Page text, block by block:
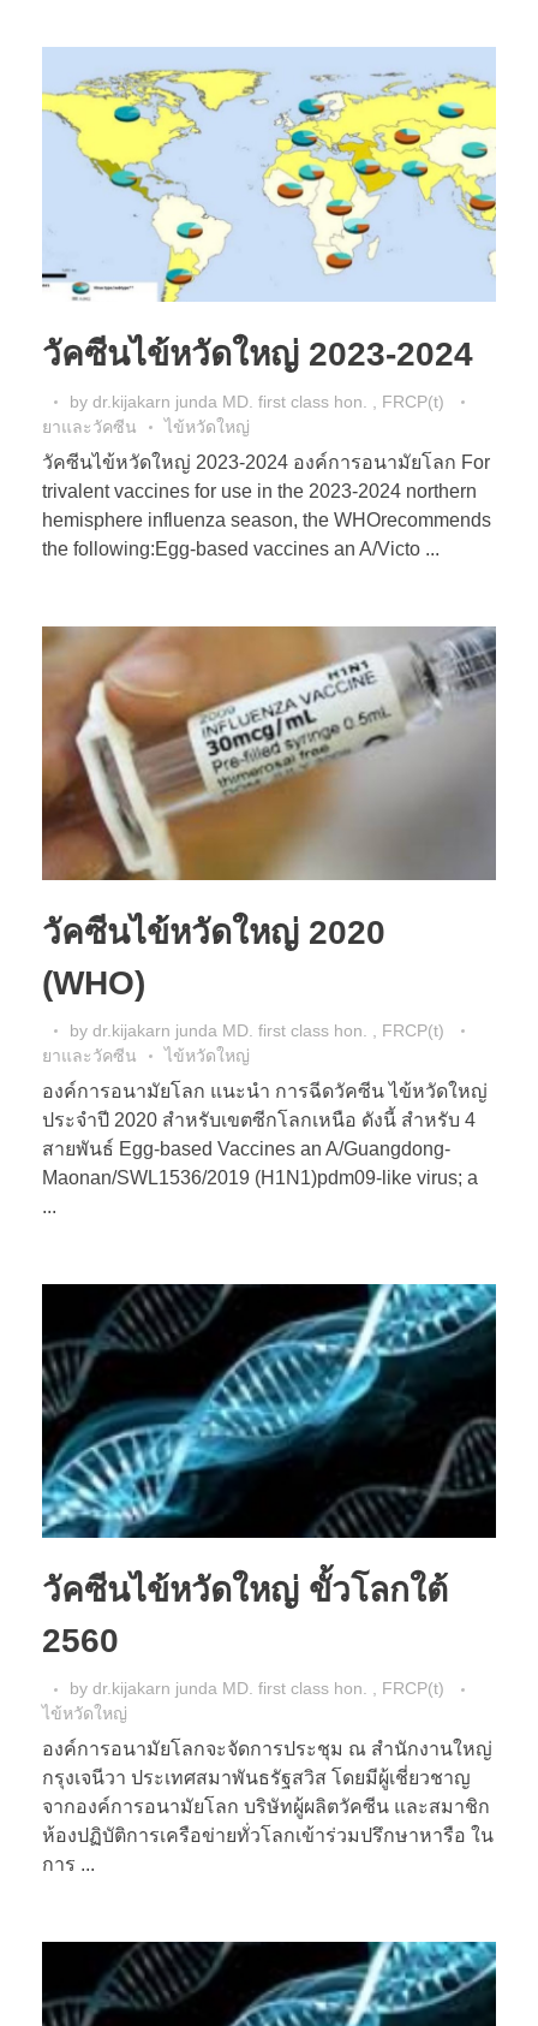
วัคซีนไข้หวัดใหญ่ 2023-2024
by dr.kijakarn junda MD. first class hon. , FRCP(t)
ยาและวัคซีน
ไข้หวัดใหญ่
วัคซีนไข้หวัดใหญ่ 2023-2024 องค์การอนามัยโลก For
trivalent vaccines for use in the 2023-2024 northern
hemisphere influenza season, the WHOrecommends
the following:Egg-based vaccines an A/Victo ...
วัคซีนไข้หวัดใหญ่ 2020
(WHO)
by dr.kijakarn junda MD. first class hon. , FRCP(t)
ยาและวัคซีน
ไข้หวัดใหญ่
องค์การอนามัยโลก แนะนำ การฉีดวัคซีน ไข้หวัดใหญ่
ประจำปี 2020 สำหรับเขตซีกโลกเหนือ ดังนี้ สำหรับ 4
สายพันธ์ Egg-based Vaccines an A/Guangdong-
Maonan/SWL1536/2019 (H1N1)pdm09-like virus; a
...
วัคซีนไข้หวัดใหญ่ ขั้วโลกใต้
2560
by dr.kijakarn junda MD. first class hon. , FRCP(t)
ไข้หวัดใหญ่
องค์การอนามัยโลกจะจัดการประชุม ณ สํานักงานใหญ่
กรุงเจนีวา ประเทศสมาพันธรัฐสวิส โดยมีผู้เชี่ยวชาญ
จากองค์การอนามัยโลก บริษัทผู้ผลิตวัคซีน และสมาชิก
ห้องปฏิบัติการเครือข่ายทั่วโลกเข้าร่วมปรึกษาหารือ ใน
การ ...